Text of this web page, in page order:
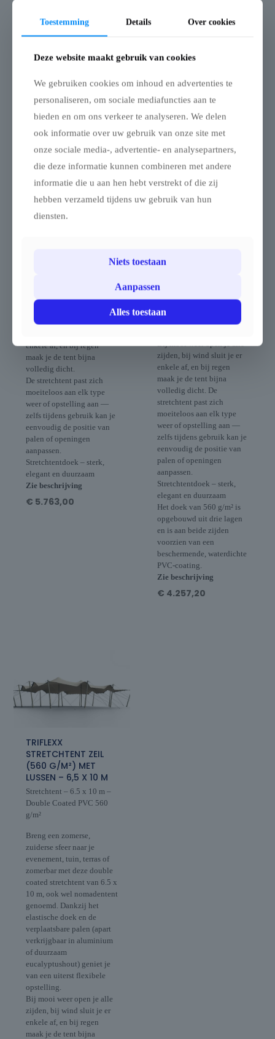
STRETCHTENT ZEIL
(560 G/M²) MET
KLEMMEN – 10 X 15 M
Stretchtent – 10 x 15 m –
g/m²
zuiderse sfeer naar je
evenement, tuin, terras of
zomerbar met deze double
coated stretchtent van 10 x
15 m, ook wel nomadentent
van een uiterst flexibele
Bij mooi weer open je alle
enkele af, en bij regen
maak je de tent bijna
volledig dicht.
De stretchtent past zich
moeiteloos aan elk type
weer of opstelling aan —
zelfs tijdens gebruik kan je
eenvoudig de positie van
palen of openingen
aanpassen.
Stretchtentdoek – sterk,
elegant en duurzaam
Zie beschrijving
€ 5.763,00
STRETCHTENT ZEIL
(560 G/M²) MET
KLEMMEN – 8.5 X 12.5
M
Stretchtent – 8.5 x 12.5 m –
Double Coated PVC 560
Breng een zomerse,
evenement, tuin, terras of
Dankzij het elastische doek
(apart verkrijgbaar in
eucalyptushout) geniet je
zijden, bij wind sluit je er
enkele af, en bij regen
maak je de tent bijna
volledig dicht. De
stretchtent past zich
moeiteloos aan elk type
weer of opstelling aan —
zelfs tijdens gebruik kan je
eenvoudig de positie van
palen of openingen
aanpassen.
Stretchtentdoek – sterk,
elegant en duurzaam
Het doek van 560 g/m² is
opgebouwd uit drie lagen
en is aan beide zijden
voorzien van een
beschermende, waterdichte
PVC-coating.
Zie beschrijving
€ 4.257,20
TRIFLEXX
STRETCHTENT ZEIL
(560 G/M²) MET
LUSSEN – 6,5 X 10 M
Stretchtent – 6.5 x 10 m –
Double Coated PVC 560
g/m²
Breng een zomerse,
zuiderse sfeer naar je
evenement, tuin, terras of
zomerbar met deze double
coated stretchtent van 6.5 x
10 m, ook wel nomadentent
genoemd. Dankzij het
elastische doek en de
verplaatsbare palen (apart
verkrijgbaar in aluminium
of duurzaam
eucalyptushout) geniet je
van een uiterst flexibele
opstelling.
Bij mooi weer open je alle
zijden, bij wind sluit je er
enkele af, en bij regen
maak je de tent bijna
Toestemming Details Over cookies
Deze website maakt gebruik van cookies
We gebruiken cookies om inhoud en advertenties te
personaliseren, om sociale mediafuncties aan te
bieden en om ons verkeer te analyseren. We delen
ook informatie over uw gebruik van onze site met
onze sociale media-, advertentie- en analysepartners,
die deze informatie kunnen combineren met andere
informatie die u aan hen hebt verstrekt of die zij
hebben verzameld tijdens uw gebruik van hun
diensten.
Niets toestaan
Aanpassen
Alles toestaan